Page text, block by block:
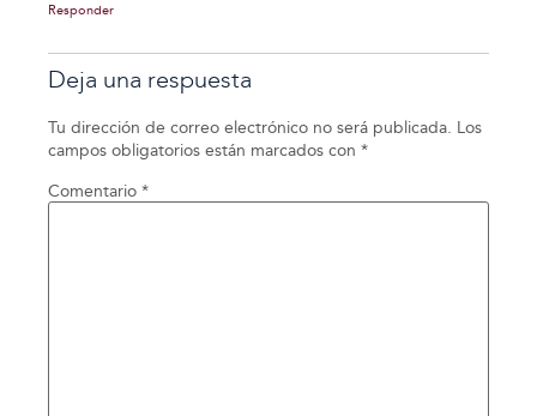
Responder
Deja una respuesta
Tu dirección de correo electrónico no será publicada. Los
campos obligatorios están marcados con *
Comentario *